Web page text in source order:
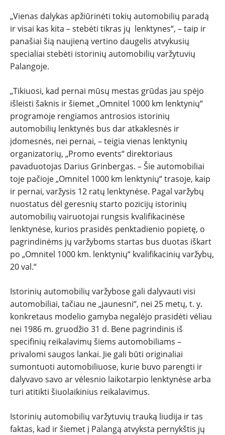
„Vienas dalykas apžiūrinėti tokių automobilių paradą
ir visai kas kita – stebėti tikras jų lenktynes“, – taip ir
panašiai šią naujieną vertino daugelis atvykusių
specialiai stebėti istorinių automobilių varžytuvių
Palangoje.
„Tikiuosi, kad pernai mūsų mestas grūdas jau spėjo
išleisti šaknis ir šiemet „Omnitel 1000 km lenktynių“
programoje rengiamos antrosios istorinių
automobilių lenktynės bus dar atkaklesnės ir
įdomesnės, nei pernai, – teigia vienas lenktynių
organizatorių, „Promo events“ direktoriaus
pavaduotojas Darius Grinbergas. – Šie automobiliai
toje pačioje „Omnitel 1000 km lenktynių“ trasoje, kaip
ir pernai, varžysis 12 ratų lenktynėse. Pagal varžybų
nuostatus dėl geresnių starto pozicijų istorinių
automobilių vairuotojai rungsis kvalifikacinėse
lenktynėse, kurios prasidės penktadienio popietę, o
pagrindinėms jų varžyboms startas bus duotas iškart
po „Omnitel 1000 km. lenktynių“ kvalifikacinių varžybų,
20 val.“
Istorinių automobilių varžybose gali dalyvauti visi
automobiliai, tačiau ne „jaunesni“, nei 25 metų, t. y.
konkretaus modelio gamyba negalėjo prasidėti vėliau
nei 1986 m. gruodžio 31 d. Bene pagrindinis iš
specifinių reikalavimų šiems automobiliams –
privalomi saugos lankai. Jie gali būti originaliai
sumontuoti automobiliuose, kurie buvo parengti ir
dalyvavo savo ar vėlesnio laikotarpio lenktynėse arba
turi atitikti šiuolaikinius reikalavimus.
Istorinių automobilių varžytuvių trauką liudija ir tas
faktas, kad ir šiemet į Palangą atvyksta pernykštis jų